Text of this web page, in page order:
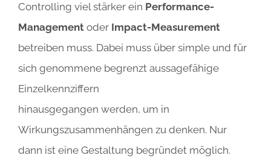
Controlling viel stärker ein Performance-
Management oder Impact-Measurement
betreiben muss. Dabei muss über simple und für
sich genommene begrenzt aussagefähige
Einzelkennziffern
hinausgegangen werden, um in
Wirkungszusammenhängen zu denken. Nur
dann ist eine Gestaltung begründet möglich.